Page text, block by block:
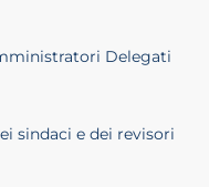
Delegati
sindaci e dei revisori